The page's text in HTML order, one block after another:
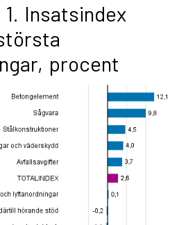
Insatsindex
procent